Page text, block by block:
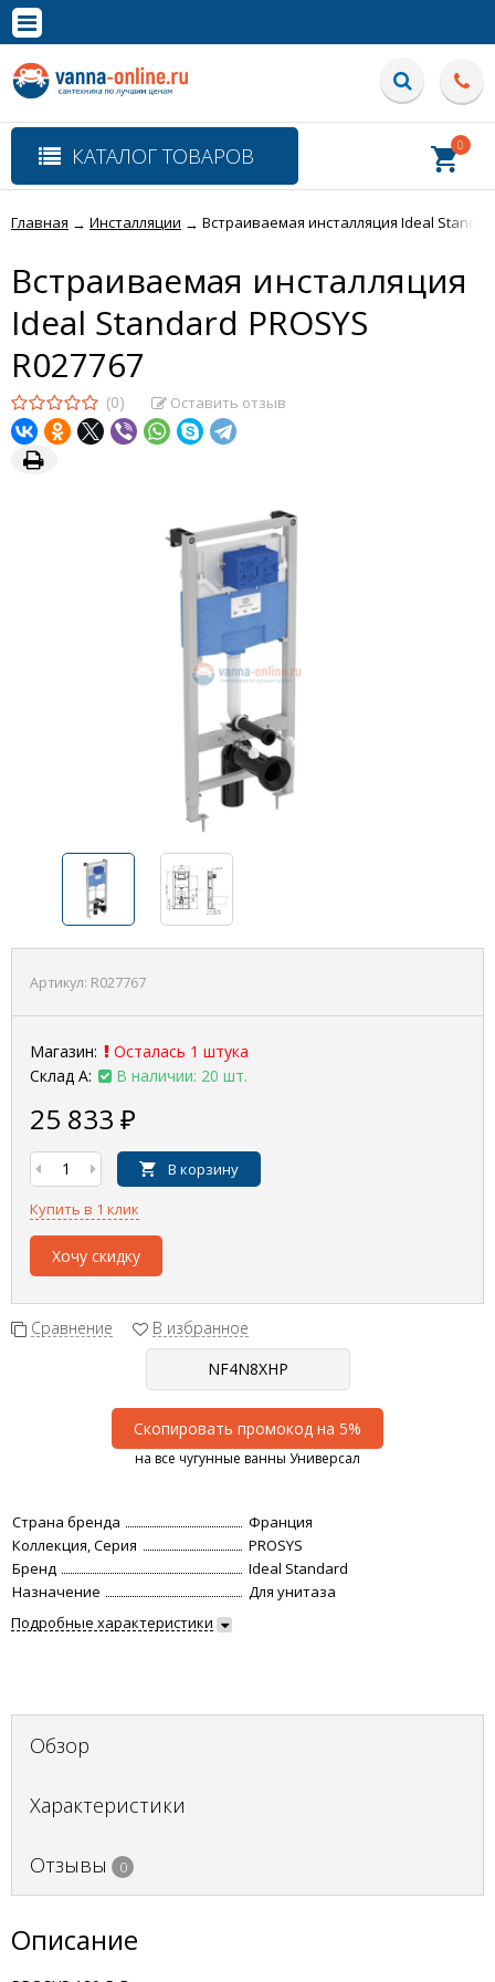
Полная версия сайта
КАТАЛОГ ТОВАРОВ 0
Главная → Инсталляции → Встраиваемая инсталляция Ideal
Встраиваемая инсталляция
Ideal Standard PROSYS
R027767
(0) Оставить отзыв
Артикул: R027767
Магазин:
Осталась 1 штука
Склад А:
В наличии: 20 шт.
25 833 ₽
В корзину
Купить в 1 клик
Хочу скидку
Сравнение В избранное
Скопировать промокод на 5%
на все чугунные ванны Универсал
Страна бренда
Франция
Коллекция, Серия
PROSYS
Бренд
Ideal Standard
Назначение
Для унитаза
Подробные характеристики
Обзор
Характеристики
Отзывы 0
Описание